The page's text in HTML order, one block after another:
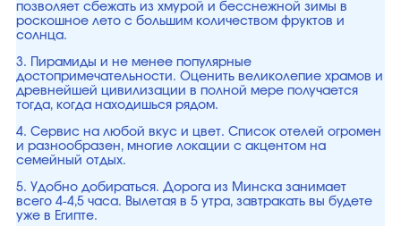
позволяет сбежать из хмурой и бесснежной зимы в
роскошное лето с большим количеством фруктов и
солнца.
3. Пирамиды и не менее популярные
достопримечательности. Оценить великолепие храмов и
древнейшей цивилизации в полной мере получается
тогда, когда находишься рядом.
4. Сервис на любой вкус и цвет. Список отелей огромен
и разнообразен, многие локации с акцентом на
семейный отдых.
5. Удобно добираться. Дорога из Минска занимает
всего 4-4,5 часа. Вылетая в 5 утра, завтракать вы будете
уже в Египте.